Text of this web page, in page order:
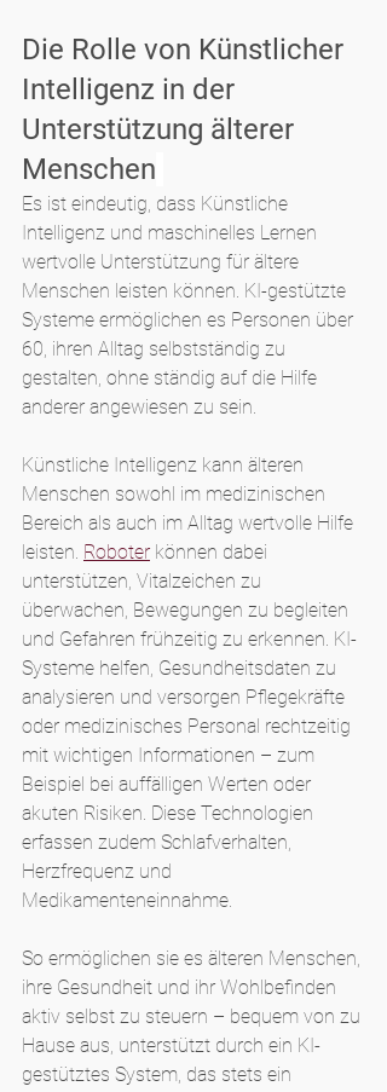
Die Rolle von Künstlicher
Intelligenz in der
Unterstützung älterer
Menschen
Es ist eindeutig, dass Künstliche
Intelligenz und maschinelles Lernen
wertvolle Unterstützung für ältere
Menschen leisten können. KI-gestützte
Systeme ermöglichen es Personen über
60, ihren Alltag selbstständig zu
gestalten, ohne ständig auf die Hilfe
anderer angewiesen zu sein.
Künstliche Intelligenz kann älteren
Menschen sowohl im medizinischen
Bereich als auch im Alltag wertvolle Hilfe
leisten. Roboter können dabei
unterstützen, Vitalzeichen zu
überwachen, Bewegungen zu begleiten
und Gefahren frühzeitig zu erkennen. KI-
Systeme helfen, Gesundheitsdaten zu
analysieren und versorgen Pflegekräfte
oder medizinisches Personal rechtzeitig
mit wichtigen Informationen – zum
Beispiel bei auffälligen Werten oder
akuten Risiken. Diese Technologien
erfassen zudem Schlafverhalten,
Herzfrequenz und
Medikamenteneinnahme.
So ermöglichen sie es älteren Menschen,
ihre Gesundheit und ihr Wohlbefinden
aktiv selbst zu steuern – bequem von zu
Hause aus, unterstützt durch ein KI-
gestütztes System, das stets ein